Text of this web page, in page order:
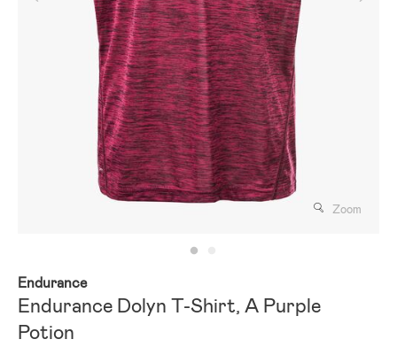
Zoom
Endurance
Endurance Dolyn T-Shirt, A Purple
Potion